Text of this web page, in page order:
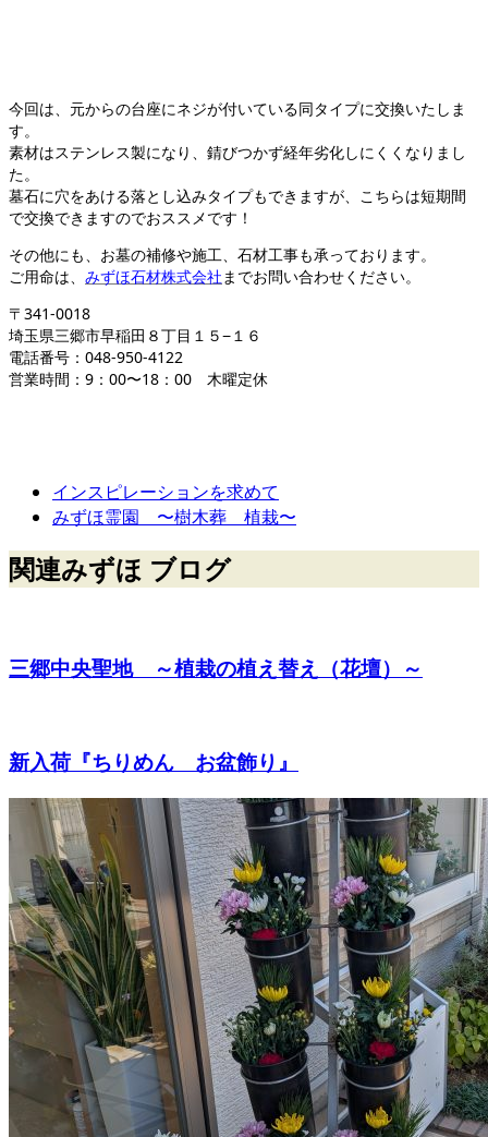
今回は、元からの台座にネジが付いている同タイプに交換いたしま
す。
素材はステンレス製になり、錆びつかず経年劣化しにくくなりまし
た。
墓石に穴をあける落とし込みタイプもできますが、こちらは短期間
で交換できますのでおススメです！
その他にも、お墓の補修や施工、石材工事も承っております。
ご用命は、 みずほ石材株式会社 までお問い合わせください。
〒341-0018
埼玉県三郷市早稲田８丁目１５−１６
電話番号：048-950-4122
営業時間：9：00〜18：00 木曜定休
インスピレーションを求めて
みずほ霊園 〜樹木葬 植栽〜
関連みずほ ブログ
三郷中央聖地 ～植栽の植え替え（花壇）～
新入荷『ちりめん お盆飾り』